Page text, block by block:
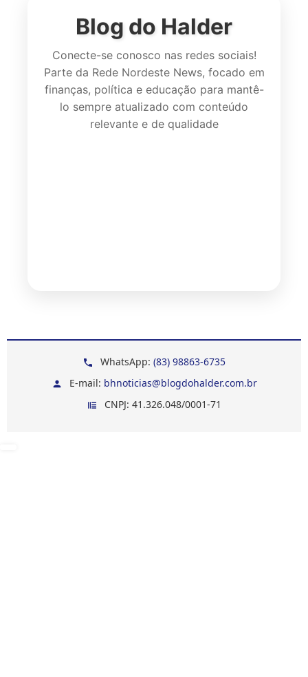
Blog do Halder
Conecte-se conosco nas redes sociais!
Parte da Rede Nordeste News, focado em
finanças, política e educação para mantê-
lo sempre atualizado com conteúdo
relevante e de qualidade
WhatsApp: (83) 98863-6735
E-mail: bhnoticias@blogdohalder.com.br
CNPJ: 41.326.048/0001-71